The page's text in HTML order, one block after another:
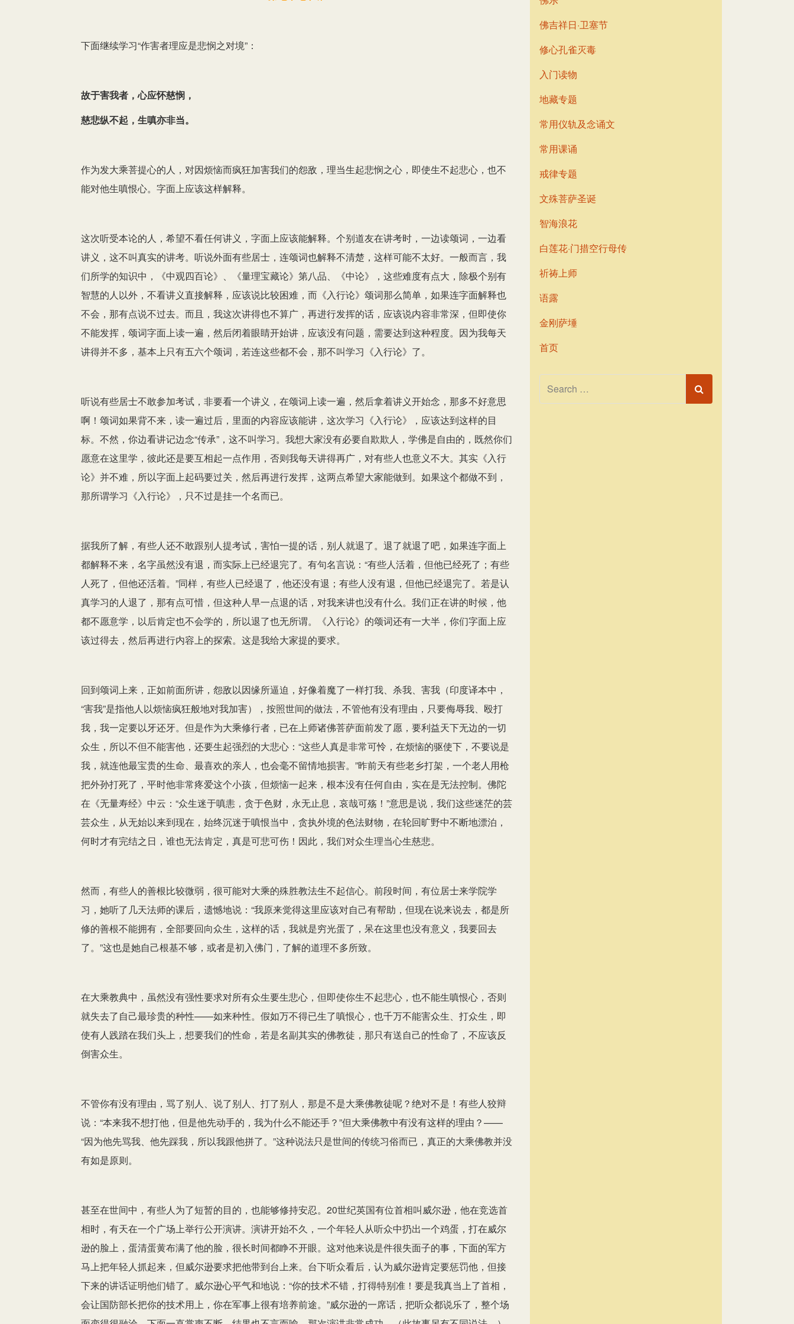
下面继续学习“作害者理应是悲悯之对境”：
故于害我者，心应怀慈悯，
慈悲纵不起，生嗔亦非当。
作为发大乘菩提心的人，对因烦恼而疯狂加害我们的怨敌，理当生起悲悯之心，即使生不起悲心，也不
能对他生嗔恨心。字面上应该这样解释。
这次听受本论的人，希望不看任何讲义，字面上应该能解释。个别道友在讲考时，一边读颂词，一边看
讲义，这不叫真实的讲考。听说外面有些居士，连颂词也解释不清楚，这样可能不太好。一般而言，我
们所学的知识中，《中观四百论》、《量理宝藏论》第八品、《中论》，这些难度有点大，除极个别有
智慧的人以外，不看讲义直接解释，应该说比较困难，而《入行论》颂词那么简单，如果连字面解释也
不会，那有点说不过去。而且，我这次讲得也不算广，再进行发挥的话，应该说内容非常深，但即使你
不能发挥，颂词字面上读一遍，然后闭着眼睛开始讲，应该没有问题，需要达到这种程度。因为我每天
讲得并不多，基本上只有五六个颂词，若连这些都不会，那不叫学习《入行论》了。
听说有些居士不敢参加考试，非要看一个讲义，在颂词上读一遍，然后拿着讲义开始念，那多不好意思
啊！颂词如果背不来，读一遍过后，里面的内容应该能讲，这次学习《入行论》，应该达到这样的目
标。不然，你边看讲记边念“传承”，这不叫学习。我想大家没有必要自欺欺人，学佛是自由的，既然你们
愿意在这里学，彼此还是要互相起一点作用，否则我每天讲得再广，对有些人也意义不大。其实《入行
论》并不难，所以字面上起码要过关，然后再进行发挥，这两点希望大家能做到。如果这个都做不到，
那所谓学习《入行论》，只不过是挂一个名而已。
据我所了解，有些人还不敢跟别人提考试，害怕一提的话，别人就退了。退了就退了吧，如果连字面上
都解释不来，名字虽然没有退，而实际上已经退完了。有句名言说：“有些人活着，但他已经死了；有些
人死了，但他还活着。”同样，有些人已经退了，他还没有退；有些人没有退，但他已经退完了。若是认
真学习的人退了，那有点可惜，但这种人早一点退的话，对我来讲也没有什么。我们正在讲的时候，他
都不愿意学，以后肯定也不会学的，所以退了也无所谓。《入行论》的颂词还有一大半，你们字面上应
该过得去，然后再进行内容上的探索。这是我给大家提的要求。
回到颂词上来，正如前面所讲，怨敌以因缘所逼迫，好像着魔了一样打我、杀我、害我（印度译本中，
“害我”是指他人以烦恼疯狂般地对我加害），按照世间的做法，不管他有没有理由，只要侮辱我、殴打
我，我一定要以牙还牙。但是作为大乘修行者，已在上师诸佛菩萨面前发了愿，要利益天下无边的一切
众生，所以不但不能害他，还要生起强烈的大悲心：“这些人真是非常可怜，在烦恼的驱使下，不要说是
我，就连他最宝贵的生命、最喜欢的亲人，也会毫不留情地损害。”昨前天有些老乡打架，一个老人用枪
把外孙打死了，平时他非常疼爱这个小孩，但烦恼一起来，根本没有任何自由，实在是无法控制。佛陀
在《无量寿经》中云：“众生迷于嗔恚，贪于色财，永无止息，哀哉可殇！”意思是说，我们这些迷茫的芸
芸众生，从无始以来到现在，始终沉迷于嗔恨当中，贪执外境的色法财物，在轮回旷野中不断地漂泊，
何时才有完结之日，谁也无法肯定，真是可悲可伤！因此，我们对众生理当心生慈悲。
然而，有些人的善根比较微弱，很可能对大乘的殊胜教法生不起信心。前段时间，有位居士来学院学
习，她听了几天法师的课后，遗憾地说：“我原来觉得这里应该对自己有帮助，但现在说来说去，都是所
修的善根不能拥有，全部要回向众生，这样的话，我就是穷光蛋了，呆在这里也没有意义，我要回去
了。”这也是她自己根基不够，或者是初入佛门，了解的道理不多所致。
在大乘教典中，虽然没有强性要求对所有众生要生悲心，但即使你生不起悲心，也不能生嗔恨心，否则
就失去了自己最珍贵的种性——如来种性。假如万不得已生了嗔恨心，也千万不能害众生、打众生，即
使有人践踏在我们头上，想要我们的性命，若是名副其实的佛教徒，那只有送自己的性命了，不应该反
倒害众生。
不管你有没有理由，骂了别人、说了别人、打了别人，那是不是大乘佛教徒呢？绝对不是！有些人狡辩
说：“本来我不想打他，但是他先动手的，我为什么不能还手？”但大乘佛教中有没有这样的理由？——
“因为他先骂我、他先踩我，所以我跟他拼了。”这种说法只是世间的传统习俗而已，真正的大乘佛教并没
有如是原则。
甚至在世间中，有些人为了短暂的目的，也能够修持安忍。20世纪英国有位首相叫威尔逊，他在竞选首
相时，有天在一个广场上举行公开演讲。演讲开始不久，一个年轻人从听众中扔出一个鸡蛋，打在威尔
逊的脸上，蛋清蛋黄布满了他的脸，很长时间都睁不开眼。这对他来说是件很失面子的事，下面的军方
马上把年轻人抓起来，但威尔逊要求把他带到台上来。台下听众看后，认为威尔逊肯定要惩罚他，但接
下来的讲话证明他们错了。威尔逊心平气和地说：“你的技术不错，打得特别准！要是我真当上了首相，
会让国防部长把你的技术用上，你在军事上很有培养前途。”威尔逊的一席话，把听众都说乐了，整个场
佛吉祥日·卫塞节
修心孔雀灭毒
入门读物
地藏专题
常用仪轨及念诵文
常用课诵
戒律专题
文殊菩萨圣诞
智海浪花
白莲花·门措空行母传
祈祷上师
语露
金刚萨埵
首页